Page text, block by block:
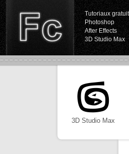
Tutoriaux
Photoshop
After Effects
3D Studio Max
3D Studio Max